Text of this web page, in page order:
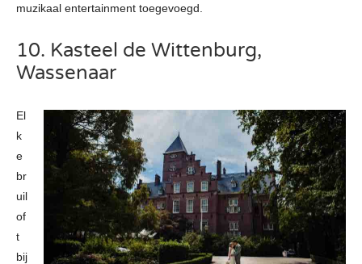
muzikaal entertainment toegevoegd.
10. Kasteel de Wittenburg,
Wassenaar
El
k
e
br
uil
of
t
bij